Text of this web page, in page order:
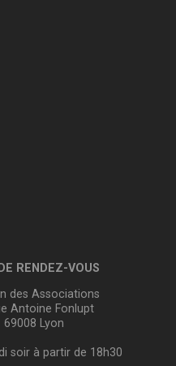
RENDEZ-VOUS
des Associations
Antoine Fonlupt
69008 Lyon
soir à partir de 18h30